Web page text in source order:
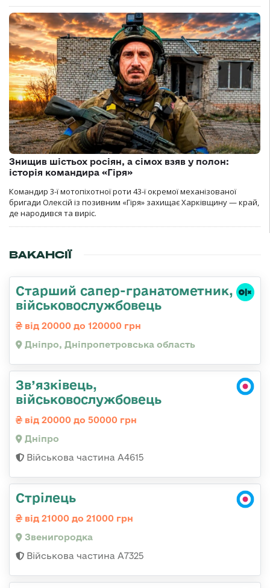
Знищив шістьох росіян, а сімох взяв у полон:
історія командира «Гіря»
Командир 3-ї мотопіхотної роти 43-ї окремої механізованої
бригади Олексій із позивним «Гіря» захищає Харківщину — край,
де народився та виріс.
ВАКАНСІЇ
Старший сапер-гранатометник,
військовослужбовець
від 20000 до 120000 грн
Дніпро, Дніпропетровська область
Зв’язківець,
військовослужбовець
від 20000 до 50000 грн
Дніпро
Військова частина А4615
Стрілець
від 21000 до 21000 грн
Звенигородка
Військова частина А7325